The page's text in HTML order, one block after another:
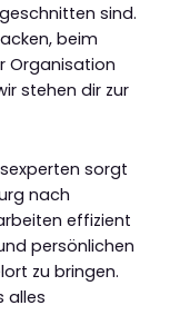
sind.
beim
Organisation
stehen dir zur
sorgt
nach
effizient
persönlichen
zu bringen.
alles